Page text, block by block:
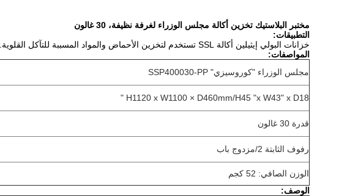
مختبر البلاستيك تخزين أكالة مجلس الوزراء لغرفة نظيفة، 30 غالون
التطبيقات:
خزانات البولي إيثيلين أكالة SSL تستخدم لتخزين الأحماض والمواد المسببة للتآكل القلوية.
المواصفات:
مجلس الوزراء "كوروسيزي" SSP400030-PP
H1120 x W1100 × D460mm/H45 "x W43" x D18 "
قدرة 30 غالون
رفوف الثابتة 2/مزدوج باب
الوزن الصافي: 52 كجم
الوصف: